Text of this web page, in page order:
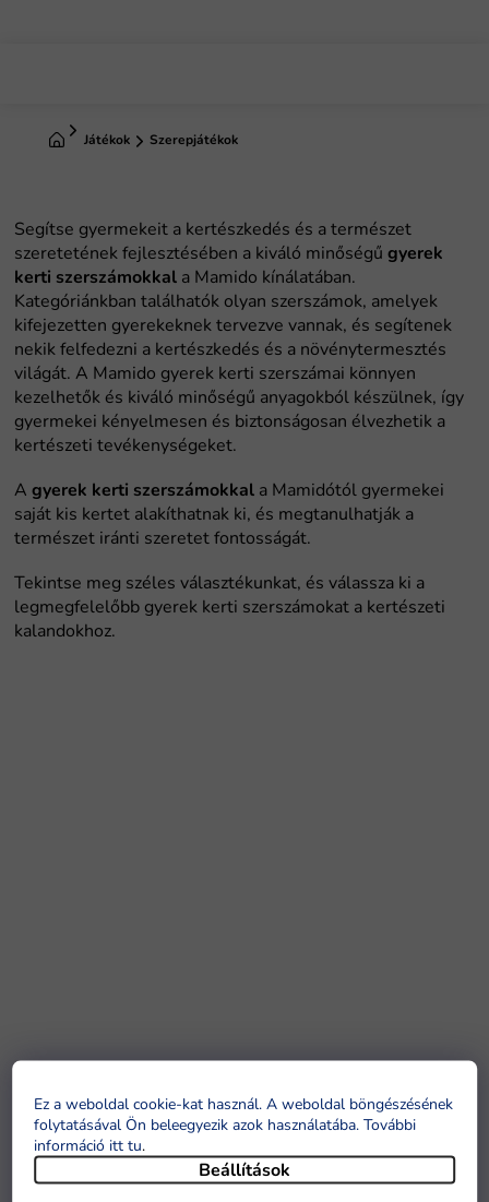
Ez a weboldal cookie-kat használ. A weboldal böngészésének
folytatásával Ön beleegyezik azok használatába. További
információ itt tu.
Beállítások
Kezdőlap
Játékok Szerepjátékok
gyerek
kerti szerszámokkal
gyerek kerti szerszámokkal